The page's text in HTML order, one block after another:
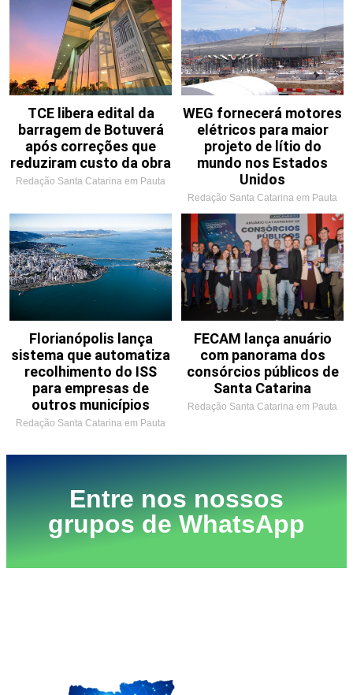
TCE libera edital da
barragem de Botuverá
após correções que
reduziram custo da obra
Redação Santa Catarina em Pauta
WEG fornecerá motores
elétricos para maior
projeto de lítio do
mundo nos Estados
Unidos
Redação Santa Catarina em Pauta
Florianópolis lança
sistema que automatiza
recolhimento do ISS
para empresas de
outros municípios
Redação Santa Catarina em Pauta
FECAM lança anuário
com panorama dos
consórcios públicos de
Santa Catarina
Redação Santa Catarina em Pauta
Entre nos nossos
grupos de WhatsApp